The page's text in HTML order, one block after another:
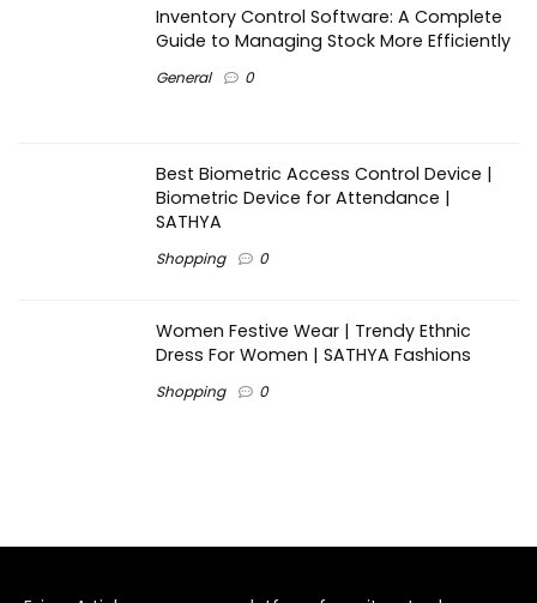
Inventory Control Software: A Complete
Guide to Managing Stock More Efficiently
General 0
Best Biometric Access Control Device |
Biometric Device for Attendance |
SATHYA
Shopping 0
Women Festive Wear | Trendy Ethnic
Dress For Women | SATHYA Fashions
Shopping 0